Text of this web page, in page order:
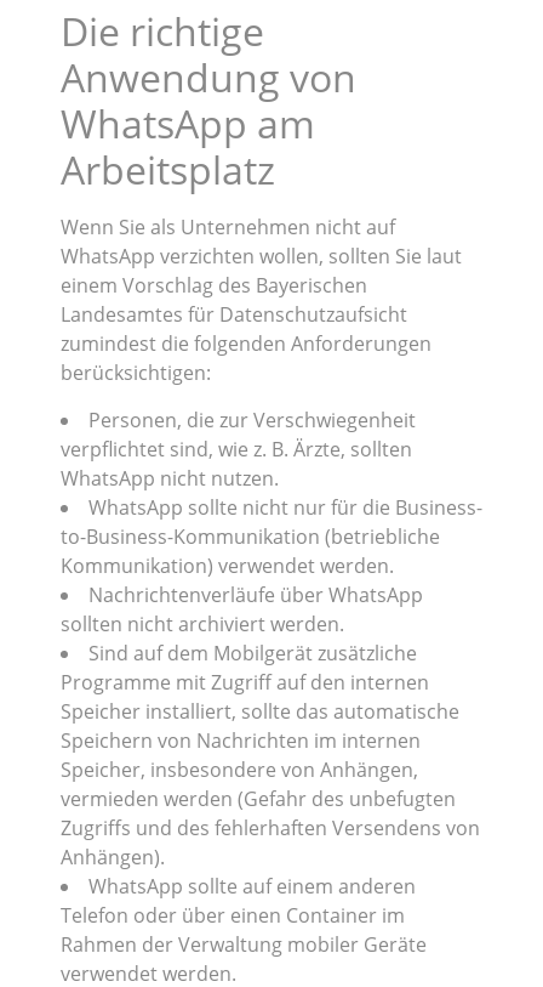
Die richtige
Anwendung von
WhatsApp am
Arbeitsplatz
Wenn Sie als Unternehmen nicht auf
WhatsApp verzichten wollen, sollten Sie laut
einem Vorschlag des Bayerischen
Landesamtes für Datenschutzaufsicht
zumindest die folgenden Anforderungen
berücksichtigen:
Personen, die zur Verschwiegenheit
verpflichtet sind, wie z. B. Ärzte, sollten
WhatsApp nicht nutzen.
WhatsApp sollte nicht nur für die Business-
to-Business-Kommunikation (betriebliche
Kommunikation) verwendet werden.
Nachrichtenverläufe über WhatsApp
sollten nicht archiviert werden.
Sind auf dem Mobilgerät zusätzliche
Programme mit Zugriff auf den internen
Speicher installiert, sollte das automatische
Speichern von Nachrichten im internen
Speicher, insbesondere von Anhängen,
vermieden werden (Gefahr des unbefugten
Zugriffs und des fehlerhaften Versendens von
Anhängen).
WhatsApp sollte auf einem anderen
Telefon oder über einen Container im
Rahmen der Verwaltung mobiler Geräte
verwendet werden.